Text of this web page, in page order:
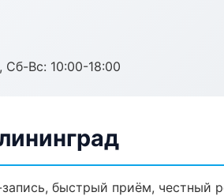
Вс: 10:00-18:00
быстрый приём, честный